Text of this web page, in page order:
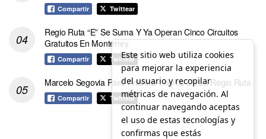
Compartir Twittear
Regio Ruta “E” Se Suma Y Ya Operan Cinco Circuitos
Gratuitos En Monterrey
Compartir Twittear
Marcelo Segovia Páez Anuncia Logros De La Regio Ruta
Compartir Twittear
Este sitio web utiliza cookies
para mejorar la experiencia
del usuario y recopilar
métricas de navegación. Al
continuar navegando aceptas
el uso de estas tecnologías y
confirmas que estás